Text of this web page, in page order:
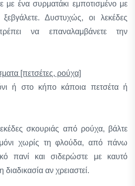
με ένα συρματάκι εμποτισμένο με
Δυστυχώς, οι λεκέδες
να επαναλαμβάνετε την
[πετσέτες, ρούχα]
ή στο κήπο κάποια πετσέτα ή
σκουριάς από ρούχα, βάλτε
χωρίς τη φλούδα, από πάνω
πανί και σιδερώστε με καυτό
αν χρειαστεί.